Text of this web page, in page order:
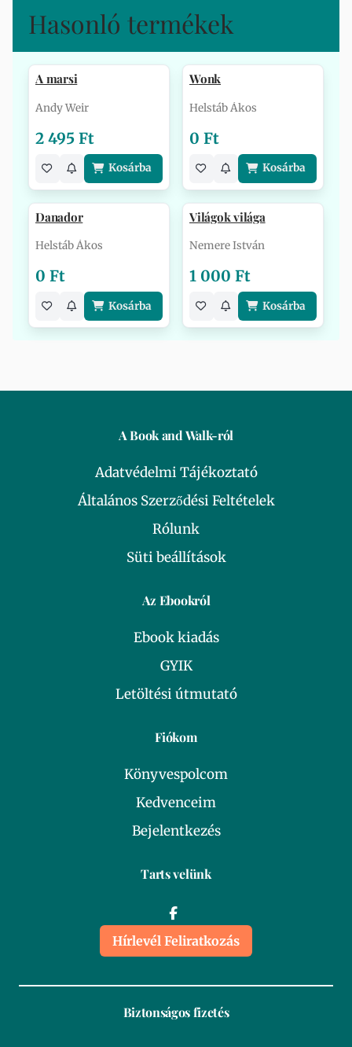
Hasonló termékek
A marsi
Andy Weir
2 495 Ft
Kosárba
Wonk
Helstáb Ákos
0 Ft
Kosárba
Danador
Helstáb Ákos
0 Ft
Kosárba
Világok világa
Nemere István
1 000 Ft
Kosárba
A Book and Walk-ról
Adatvédelmi Tájékoztató
Általános Szerződési Feltételek
Rólunk
Süti beállítások
Az Ebookról
Ebook kiadás
GYIK
Letöltési útmutató
Fiókom
Könyvespolcom
Kedvenceim
Bejelentkezés
Tarts velünk
Hírlevél Feliratkozás
Biztonságos fizetés